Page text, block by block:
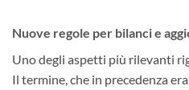
Nuove regole per bilanci e
Uno degli aspetti più rilevanti
Il termine, che in precedenza